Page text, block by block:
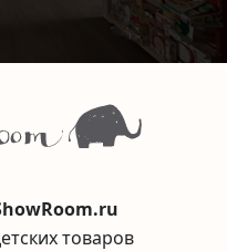
товаров